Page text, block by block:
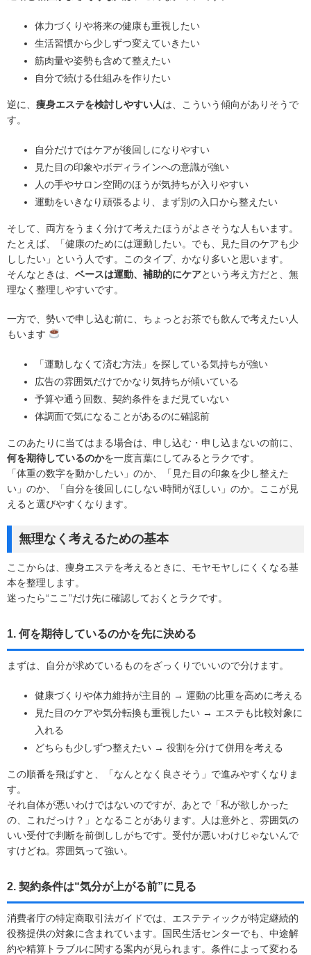
体力づくりや将来の健康も重視したい
生活習慣から少しずつ変えていきたい
筋肉量や姿勢も含めて整えたい
自分で続ける仕組みを作りたい
逆に、 痩身エステを検討しやすい人は、こういう傾向がありそうで
す。
自分だけではケアが後回しになりやすい
見た目の印象やボディラインへの意識が強い
人の手やサロン空間のほうが気持ちが入りやすい
運動をいきなり頑張るより、まず別の入口から整えたい
そして、両方をうまく分けて考えたほうがよさそうな人もいます。
たとえば、「健康のためには運動したい。でも、見た目のケアも少
ししたい」という人です。このタイプ、かなり多いと思います。
そんなときは、 ベースは運動、補助的にケアという考え方だと、無
理なく整理しやすいです。
一方で、勢いで申し込む前に、ちょっとお茶でも飲んで考えたい人
もいます
「運動しなくて済む方法」を探している気持ちが強い
広告の雰囲気だけでかなり気持ちが傾いている
予算や通う回数、契約条件をまだ見ていない
体調面で気になることがあるのに確認前
このあたりに当てはまる場合は、申し込む・申し込まないの前に、
何を期待しているのかを一度言葉にしてみるとラクです。
「体重の数字を動かしたい」のか、「見た目の印象を少し整えた
い」のか、「自分を後回しにしない時間がほしい」のか。ここが見
えると選びやすくなります。
無理なく考えるための基本
ここからは、痩身エステを考えるときに、モヤモヤしにくくなる基
本を整理します。
迷ったら“ここ”だけ先に確認しておくとラクです。
1. 何を期待しているのかを先に決める
まずは、自分が求めているものをざっくりでいいので分けます。
健康づくりや体力維持が主目的 → 運動の比重を高めに考える
見た目のケアや気分転換も重視したい → エステも比較対象に
入れる
どちらも少しずつ整えたい → 役割を分けて併用を考える
この順番を飛ばすと、「なんとなく良さそう」で進みやすくなりま
す。
それ自体が悪いわけではないのですが、あとで「私が欲しかった
の、これだっけ？」となることがあります。人は意外と、雰囲気の
いい受付で判断を前倒ししがちです。受付が悪いわけじゃないんで
すけどね。雰囲気って強い。
2. 契約条件は“気分が上がる前”に見る
消費者庁の特定商取引法ガイドでは、エステティックが特定継続的
役務提供の対象に含まれています。国民生活センターでも、中途解
約や精算トラブルに関する案内が見られます。条件によって変わる